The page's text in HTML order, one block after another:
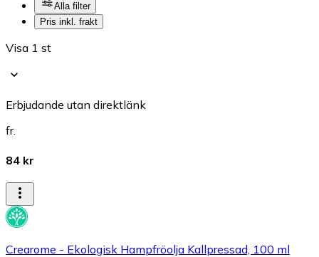
Alla filter
Pris inkl. frakt
Visa 1 st
Erbjudande utan direktlänk
fr.
84 kr
Crearome - Ekologisk Hampfröolja Kallpressad, 100 ml